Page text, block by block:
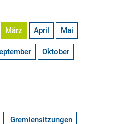
März April Mai
Oktober
Gremiensitzungen